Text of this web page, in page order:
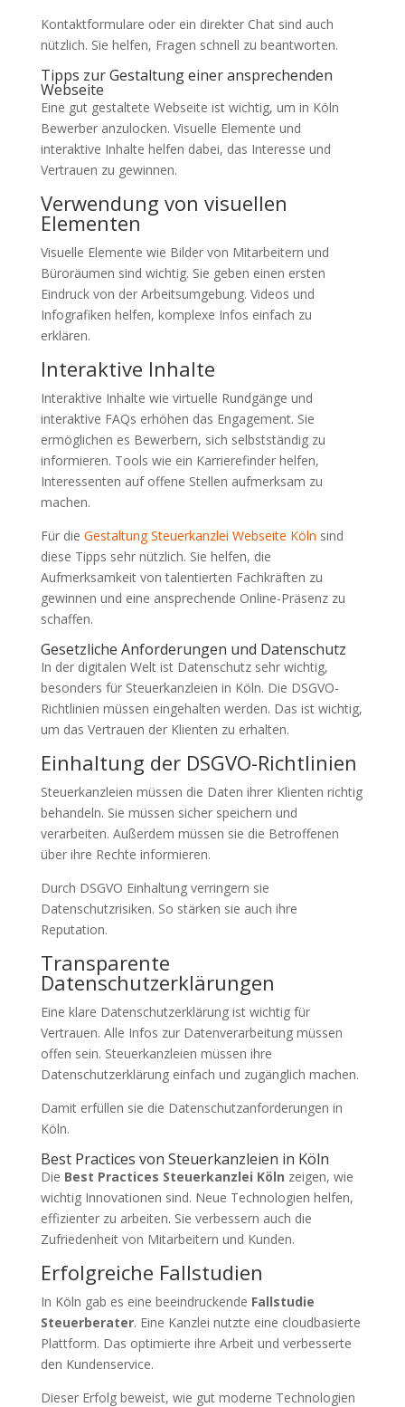
Kontaktformulare oder ein direkter Chat sind auch
nützlich. Sie helfen, Fragen schnell zu beantworten.
Tipps zur Gestaltung einer ansprechenden
Webseite
Eine gut gestaltete Webseite ist wichtig, um in Köln
Bewerber anzulocken. Visuelle Elemente und
interaktive Inhalte helfen dabei, das Interesse und
Vertrauen zu gewinnen.
Verwendung von visuellen
Elementen
Visuelle Elemente wie Bilder von Mitarbeitern und
Büroräumen sind wichtig. Sie geben einen ersten
Eindruck von der Arbeitsumgebung. Videos und
Infografiken helfen, komplexe Infos einfach zu
erklären.
Interaktive Inhalte
Interaktive Inhalte wie virtuelle Rundgänge und
interaktive FAQs erhöhen das Engagement. Sie
ermöglichen es Bewerbern, sich selbstständig zu
informieren. Tools wie ein Karrierefinder helfen,
Interessenten auf offene Stellen aufmerksam zu
machen.
Für die Gestaltung Steuerkanzlei Webseite Köln sind
diese Tipps sehr nützlich. Sie helfen, die
Aufmerksamkeit von talentierten Fachkräften zu
gewinnen und eine ansprechende Online-Präsenz zu
schaffen.
Gesetzliche Anforderungen und Datenschutz
In der digitalen Welt ist Datenschutz sehr wichtig,
besonders für Steuerkanzleien in Köln. Die DSGVO-
Richtlinien müssen eingehalten werden. Das ist wichtig,
um das Vertrauen der Klienten zu erhalten.
Einhaltung der DSGVO-Richtlinien
Steuerkanzleien müssen die Daten ihrer Klienten richtig
behandeln. Sie müssen sicher speichern und
verarbeiten. Außerdem müssen sie die Betroffenen
über ihre Rechte informieren.
Durch DSGVO Einhaltung verringern sie
Datenschutzrisiken. So stärken sie auch ihre
Reputation.
Transparente
Datenschutzerklärungen
Eine klare Datenschutzerklärung ist wichtig für
Vertrauen. Alle Infos zur Datenverarbeitung müssen
offen sein. Steuerkanzleien müssen ihre
Datenschutzerklärung einfach und zugänglich machen.
Damit erfüllen sie die Datenschutzanforderungen in
Köln.
Best Practices von Steuerkanzleien in Köln
Die Best Practices Steuerkanzlei Köln zeigen, wie
wichtig Innovationen sind. Neue Technologien helfen,
effizienter zu arbeiten. Sie verbessern auch die
Zufriedenheit von Mitarbeitern und Kunden.
Erfolgreiche Fallstudien
In Köln gab es eine beeindruckende Fallstudie
Steuerberater. Eine Kanzlei nutzte eine cloudbasierte
Plattform. Das optimierte ihre Arbeit und verbesserte
den Kundenservice.
Dieser Erfolg beweist, wie gut moderne Technologien